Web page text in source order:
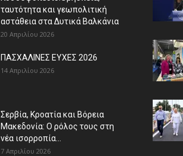
ταυτότητα και γεωπολιτική
αστάθεια στα Δυτικά Βαλκάνια
20 Απριλίου 2026
ΠΑΣΧΑΛΙΝΕΣ ΕΥΧΕΣ 2026
14 Απριλίου 2026
Σερβία, Κροατία και Βόρεια
Μακεδονία: Ο ρόλος τους στη
νέα ισορροπία...
7 Απριλίου 2026